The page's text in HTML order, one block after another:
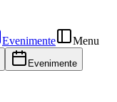
Evenimente Menu
Evenimente